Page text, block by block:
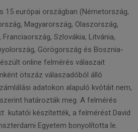
15 európai országban (Németország,
Magyarország, Olaszország,
Szlovákia, Litvánia,
Görögország és Bosznia-
online felmérés válaszait
ötszáz válaszadóból álló
adatokon alapuló kvótáit nem,
határozták meg. A felmérés
kutatói készítették, a felmérést David
Egyetem bonyolította le.